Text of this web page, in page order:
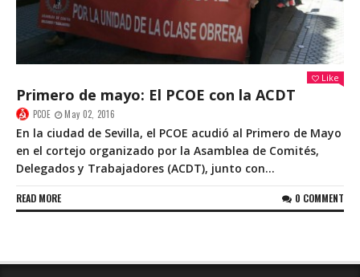
Like
Primero de mayo: El PCOE con la ACDT
PCOE May 02, 2016
En la ciudad de Sevilla, el PCOE acudió al Primero de Mayo
en el cortejo organizado por la Asamblea de Comités,
Delegados y Trabajadores (ACDT), junto con...
READ MORE 0 COMMENT